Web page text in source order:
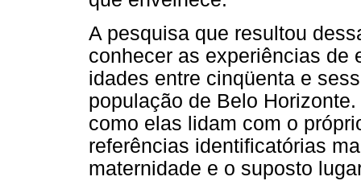
A pesquisa que resultou
conhecer as experiências de
idades entre cinqüenta e
população de Belo
como elas lidam com o
referências identificatórias
maternidade e o suposto